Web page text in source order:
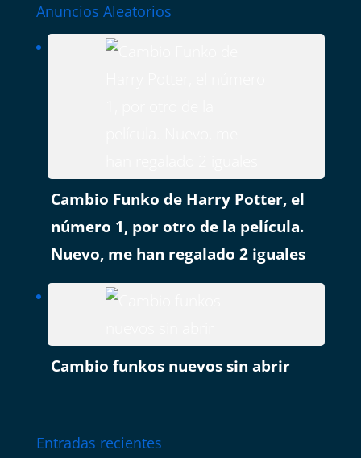
Anuncios Aleatorios
Cambio Funko de Harry Potter, el
número 1, por otro de la película.
Nuevo, me han regalado 2 iguales
Cambio funkos nuevos sin abrir
Entradas recientes